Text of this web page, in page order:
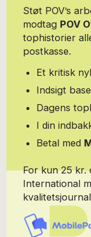
Støt POV’s
modtag POV
tophistorier
postkasse.
Et kritisk
Indsigt
Dagens
I din
Betal med
For kun 25 kr.
International